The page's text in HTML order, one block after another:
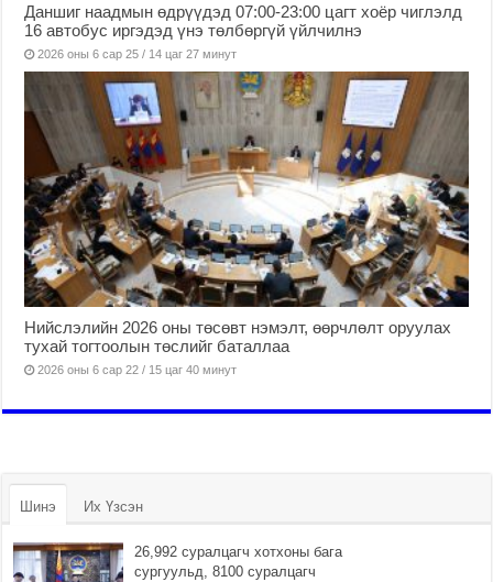
Даншиг наадмын өдрүүдэд 07:00-23:00 цагт хоёр чиглэлд
16 автобус иргэдэд үнэ төлбөргүй үйлчилнэ
2026 оны 6 сар 25 / 14 цаг 27 минут
Нийслэлийн 2026 оны төсөвт нэмэлт, өөрчлөлт оруулах
тухай тогтоолын төслийг баталлаа
2026 оны 6 сар 22 / 15 цаг 40 минут
Шинэ Их Үзсэн
26,992 суралцагч хотхоны бага
сургуульд, 8100 суралцагч